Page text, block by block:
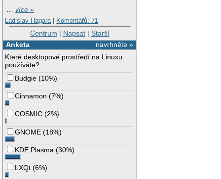
…více »
Ladislav Hagara | Komentářů: 71
Centrum | Napsat| Starší
navrhněte »
Anketa
Které desktopové prostředí na Linuxu
používáte?
Budgie (10%)
Cinnamon (7%)
COSMIC (2%)
GNOME (18%)
KDE Plasma (30%)
LXQt (6%)